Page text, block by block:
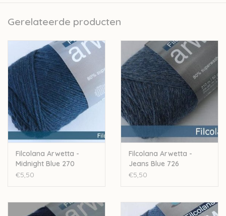
50gr - 210m
Stekenverhouding: 28 a 32 steken voor 10cm
Machinewasbaar
Let op: de kleur op beeld kan afwijken van de werkelijke kleur.
Gerelateerde producten
Filcolana Arwetta -
Midnight Blue 270
€5,50
Filcolana Arwetta -
Jeans Blue 726
€5,50